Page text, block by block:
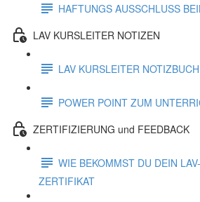
HAFTUNGS AUSSCHLUSS
LAV KURSLEITER NOTIZEN
LAV KURSLEITER
POWER POINT ZUM
ZERTIFIZIERUNG und FEEDBACK
WIE BEKOMMST DU DEIN
ZERTIFIKAT